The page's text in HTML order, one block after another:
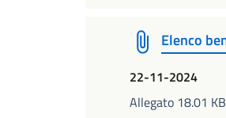
Elenco
22-11-2024
Allegato 18.01